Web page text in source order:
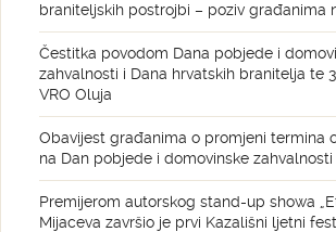
braniteljskih postrojbi – poziv građanima
Čestitka povodom Dana pobjede i
zahvalnosti i Dana hrvatskih branitelja te
VRO Oluja
Obavijest građanima o promjeni termina
na Dan pobjede i domovinske zahvalnosti
Premijerom autorskog stand-up showa
Mijaceva završio je prvi Kazališni ljetni